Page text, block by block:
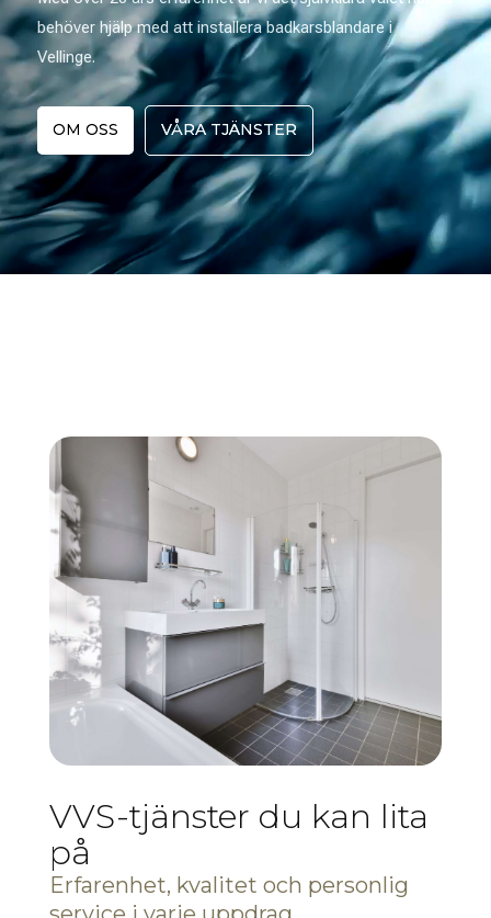
behöver hjälp med att installera badkarsblandare i
Vellinge.
OM OSS VÅRA TJÄNSTER
VVS-tjänster du kan lita
på
Erfarenhet, kvalitet och personlig